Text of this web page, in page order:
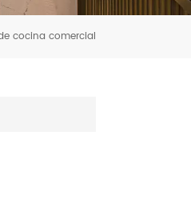
中文
cocina comercial